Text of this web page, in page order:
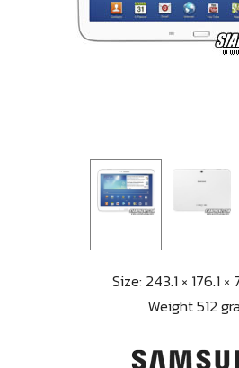
Size: 243.1 × 176.1 ×
Weight 512